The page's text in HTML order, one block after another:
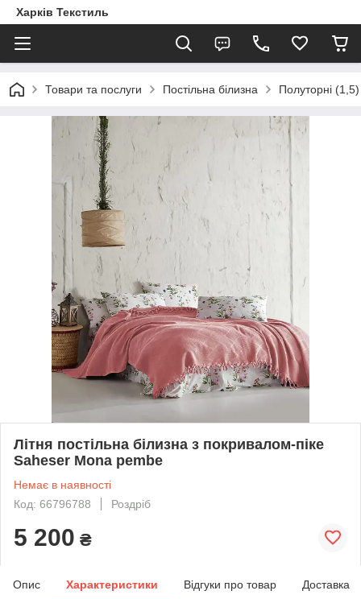
Харків Текстиль
Товари та послуги Постільна білизна Полуторні (1,5)
Літня постільна білизна з покривалом-піке
Saheser Mona pembe
Немає в наявності
Код: 66796788
Роздріб
5 200 ₴
Опис Характеристики Відгуки про товар Доставка